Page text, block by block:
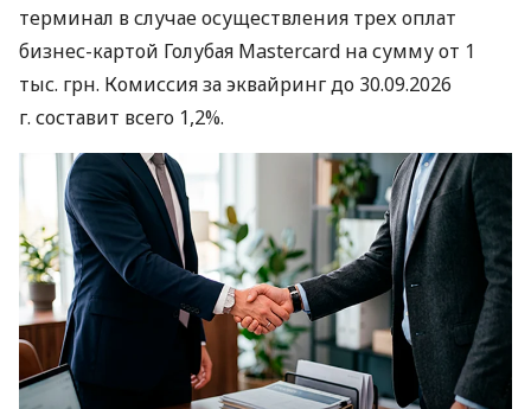
терминал в случае осуществления трех оплат
бизнес-картой Голубая Mastercard на сумму от 1
тыс. грн. Комиссия за эквайринг до 30.09.2026
г. составит всего 1,2%.